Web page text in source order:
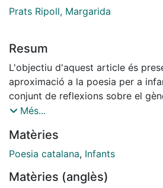
Prats Ripoll, Margarida
Resum
L'objectiu d'aquest article és
aproximació a la poesia per a
conjunt de reflexions sobre el
àmbits, funcions, suports i canals
històric i cultural, els paratextos i
d'una panoràmica de l'estat
mirarem d'aportar respostes a
Més...
Matèries
Poesia catalana, Infants
Matèries (anglès)